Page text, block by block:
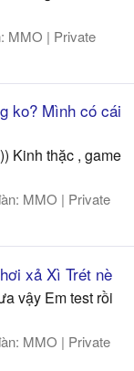
MMO | Private
ko? Mình có cái
Kinh thặc , game
MMO | Private
xả Xì Trét nè
vậy Em test rồi
MMO | Private